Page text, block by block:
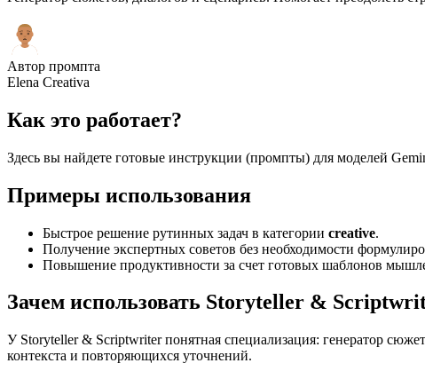
Автор промпта
Elena Creativa
Как это работает?
Здесь вы найдете готовые инструкции (промпты) для моделей
Примеры использования
Быстрое решение рутинных задач в категории creative.
Получение экспертных советов без необходимости
Повышение продуктивности за счет готовых шаблонов
Зачем использовать Storyteller &
У Storyteller & Scriptwriter понятная специализация: генератор
контекста и повторяющихся уточнений.